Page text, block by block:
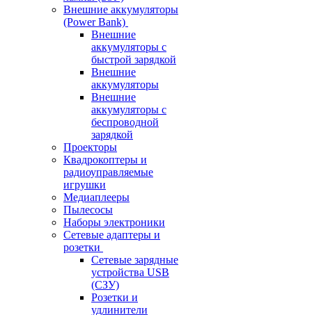
Внешние аккумуляторы
(Power Bank)
Внешние
аккумуляторы с
быстрой зарядкой
Внешние
аккумуляторы
Внешние
аккумуляторы с
беспроводной
зарядкой
Проекторы
Квадрокоптеры и
радиоуправляемые
игрушки
Медиаплееры
Пылесосы
Наборы электроники
Сетевые адаптеры и
розетки
Сетевые зарядные
устройства USB
(СЗУ)
Розетки и
удлинители